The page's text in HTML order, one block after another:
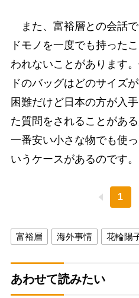
また、富裕層との会話
ドモノを一度でも持った
われないことがあります
ドのバッグはどのサイズ
困難だけど日本の方が入
た質問をされることがあ
一番安い小さな物でも使
いうケースがあるのです。
1
富裕層 海外事情 花輪陽
あわせて読みたい